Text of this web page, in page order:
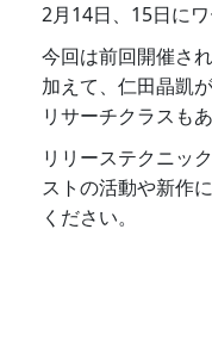
2月14日、15日に
今回は前回開催さ
加えて、仁田晶凱
リサーチクラスも
リリーステクニッ
ストの活動や新作
ください。